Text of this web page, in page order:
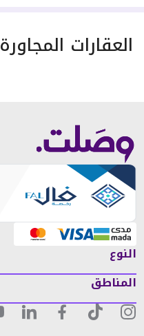
العقارات المجاورة
النوع
المناطق